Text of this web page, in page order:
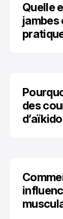
Quelle
jambes
des